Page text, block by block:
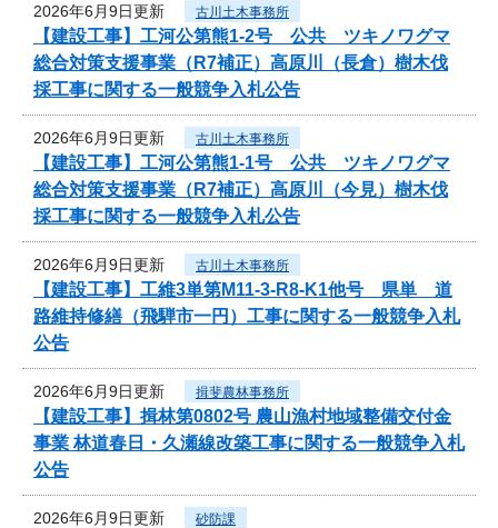
2026年6月9日更新 古川土木事務所
【建設工事】工河公第熊1-2号 公共 ツキノワグマ
総合対策支援事業（R7補正）高原川（長倉）樹木伐
採工事に関する一般競争入札公告
2026年6月9日更新 古川土木事務所
【建設工事】工河公第熊1-1号 公共 ツキノワグマ
総合対策支援事業（R7補正）高原川（今見）樹木伐
採工事に関する一般競争入札公告
2026年6月9日更新 古川土木事務所
【建設工事】工維3単第M11-3-R8-K1他号 県単 道
路維持修繕（飛騨市一円）工事に関する一般競争入札
公告
2026年6月9日更新 揖斐農林事務所
【建設工事】揖林第0802号 農山漁村地域整備交付金
事業 林道春日・久瀬線改築工事に関する一般競争入札
公告
2026年6月9日更新 砂防課